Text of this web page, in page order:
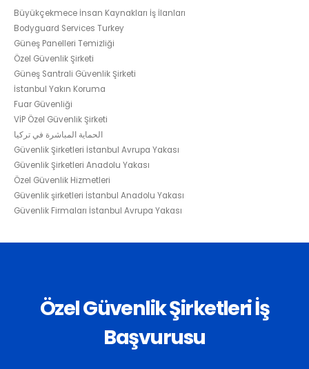
Büyükçekmece İnsan Kaynakları İş İlanları
Bodyguard Services Turkey
Güneş Panelleri Temizliği
Özel Güvenlik Şirketi
Güneş Santrali Güvenlik Şirketi
İstanbul Yakın Koruma
Fuar Güvenliği
VİP Özel Güvenlik Şirketi
الحماية المباشرة في تركيا
Güvenlik Şirketleri İstanbul Avrupa Yakası
Güvenlik Şirketleri Anadolu Yakası
Özel Güvenlik Hizmetleri
Güvenlik şirketleri İstanbul Anadolu Yakası
Güvenlik Firmaları İstanbul Avrupa Yakası
Özel Güvenlik Şirketleri İş
Başvurusu